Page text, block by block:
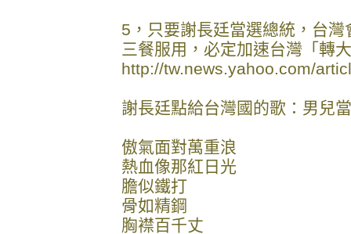
5，只要謝長廷當選總統，台
三餐服用，必定加速台灣「轉
http://tw.news.yahoo.com/
謝長廷點給台灣國的歌：男兒
傲氣面對萬重浪
熱血像那紅日光
膽似鐵打
骨如精鋼
胸襟百千丈